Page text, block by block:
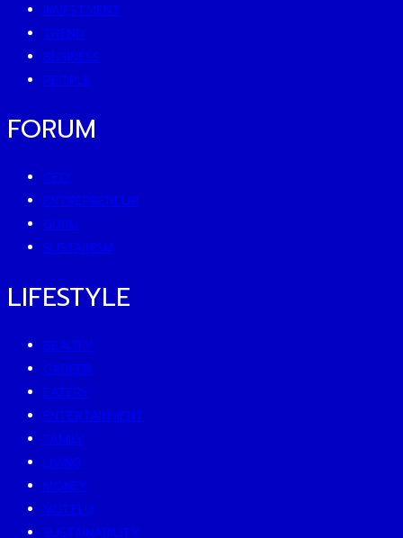
INVESTMENT
TREND
BUSINESS
PEOPLE
FORUM
CEO
ENTREPRENEUR
GURU
SUSTAINISM
LIFESTYLE
BEAUTY
CAREER
EATERY
ENTERTAINMENT
FAMILY
LIVING
MONEY
MUTELU
SUSTAINABILITY